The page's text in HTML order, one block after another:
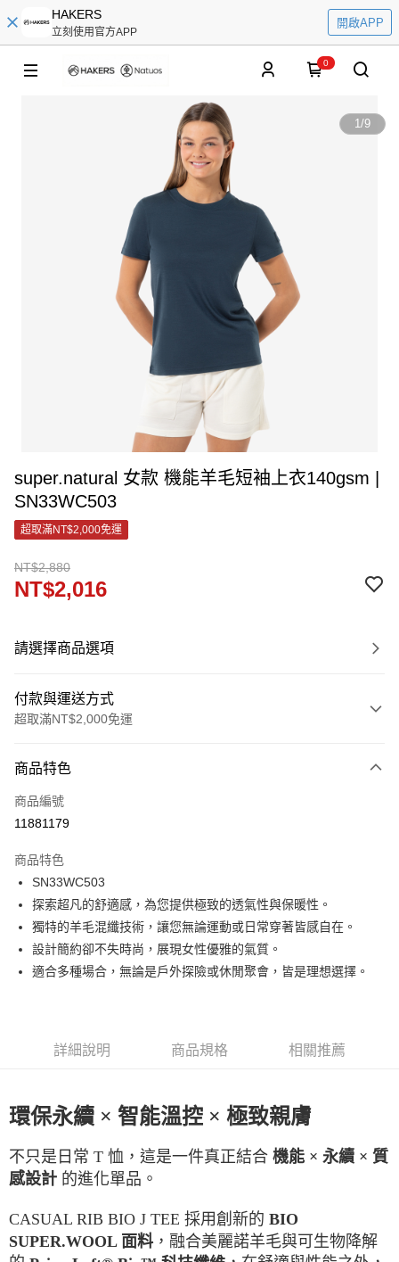
HAKERS
立刻使用官方APP
開啟APP
0
1/9
super.natural 女款 機能羊毛短袖上衣140gsm |
SN33WC503
超取滿NT$2,000免運
NT$2,880
NT$2,016
請選擇商品選項
付款與運送方式
超取滿NT$2,000免運
信用卡一次付款
LINE Pay
街口支付
悠遊付
ATM付款
每筆NT$100
一般7-11取貨
每筆NT$100
7-11超取(2000以上免運)
每筆NT$100，滿NT$2,000(含以上)免運費
一般宅配
商品特色
商品編號
11881179
商品特色
SN33WC503
探索超凡的舒適感，為您提供極致的透氣性與保暖性。
獨特的羊毛混纖技術，讓您無論運動或日常穿著皆感自在。
設計簡約卻不失時尚，展現女性優雅的氣質。
適合多種場合，無論是戶外探險或休閒聚會，皆是理想選擇。
詳細說明 商品規格 相關推薦
環保永續 × 智能溫控 × 極致親膚
不只是日常 T 恤，這是一件真正結合 機能 × 永續 × 質
感設計 的進化單品。
CASUAL RIB BIO J TEE 採用創新的 BIO
SUPER.WOOL 面料，融合美麗諾羊毛與可生物降解